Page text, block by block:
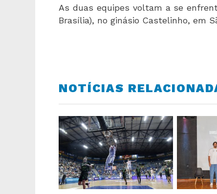
As duas equipes voltam a se
Brasília), no ginásio Castelinho, em
NOTÍCIAS